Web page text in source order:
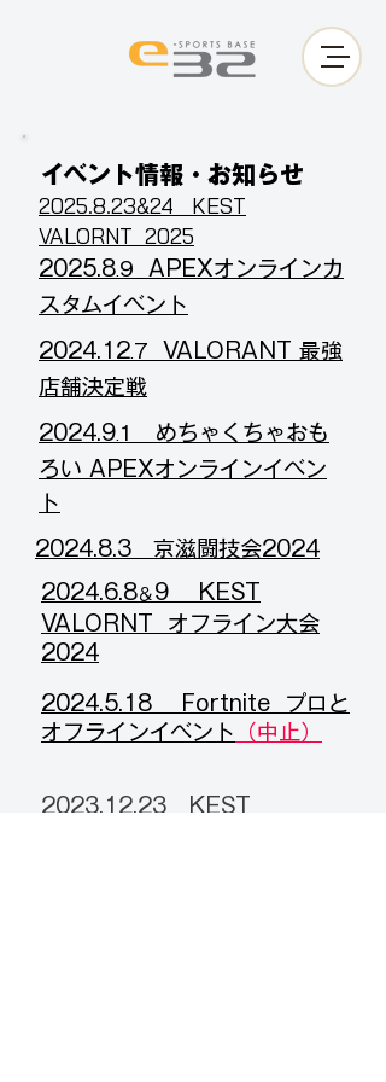
イベント情報・お知らせ
​2025.8.23&24 KEST
VALORNT 2025
​2025.8 9 APEXオンラインカ
スタムイベント
​2024.12 7 VALORANT 最強
店舗決定戦
​2024.9 1
めちゃくちゃおも
ろい APEXオンラインイベン
ト
​2024.8.3 京滋闘技会2024
​2024.6.8＆ 9 KEST
VALORNT オフライン大会
2024
​2024.5.18 Fortnite プロと
オフラインイベント
（中止）
2023.12.23 KEST